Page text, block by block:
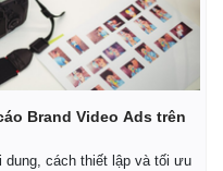
Giá cà phê
Brand Video Ads trên
cách thiết lập và tối ưu